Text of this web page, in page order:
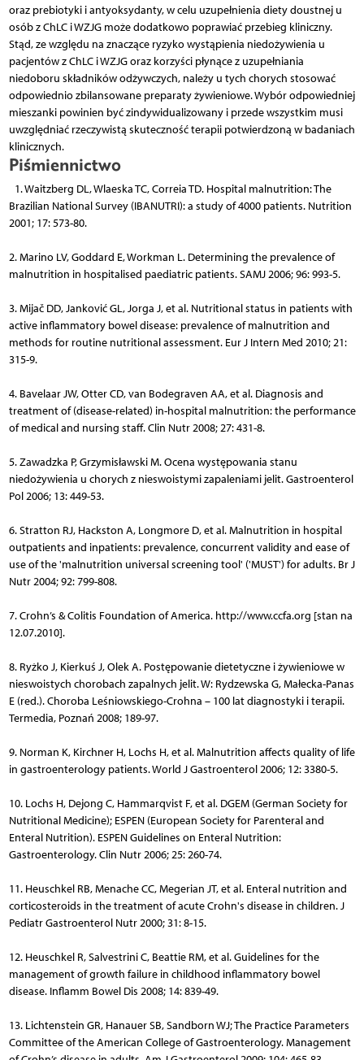
oraz prebiotyki i anty­oksydanty, w celu uzupełnienia diety doustnej u
osób z ChLC i WZJG może dodatkowo poprawiać przebieg kliniczny.
Stąd, ze względu na znaczące ryzyko wystąpienia niedożywienia u
pacjentów z ChLC i WZJG oraz korzyści płynące z uzupełniania
niedoboru składników odżywczych, należy u tych chorych stosować
odpowiednio zbilansowane preparaty żywieniowe. Wybór odpowiedniej
mieszanki powinien być zindywidualizowany i przede wszystkim musi
uwzględniać rzeczywistą skuteczność terapii potwierdzoną w badaniach
klinicznych.
Piśmiennictwo
1. Waitzberg DL, Wlaeska TC, Correia TD. Hospital malnutrition: The
Brazilian National Survey (IBANUTRI): a study of 4000 patients. Nutrition
2001; 17: 573-80.
2. Marino LV, Goddard E, Workman L. Determining the prevalence of
malnutrition in hospitalised paediatric patients. SAMJ 2006; 96: 993-5.
3. Mijač DD, Janković GL, Jorga J, et al. Nutritional status in patients with
active inflammatory bowel disease: prevalence of malnutrition and
methods for routine nutritional assessment. Eur J Intern Med 2010; 21:
315-9.
4. Bavelaar JW, Otter CD, van Bodegraven AA, et al. Diagnosis and
treatment of (disease-related) in-hospital malnutrition: the performance
of medical and nursing staff. Clin Nutr 2008; 27: 431-8.
5. Zawadzka P, Grzymisławski M. Ocena występowania stanu
niedożywienia u chorych z nieswoistymi zapaleniami jelit. Gastroenterol
Pol 2006; 13: 449-53.
6. Stratton RJ, Hackston A, Longmore D, et al. Malnutrition in hospital
outpatients and inpatients: prevalence, concurrent validity and ease of
use of the 'malnutrition universal screening tool' ('MUST') for adults. Br J
Nutr 2004; 92: 799-808.
7. Crohn’s & Colitis Foundation of America. http://www.ccfa.org [stan na
12.07.2010].
8. Ryżko J, Kierkuś J, Olek A. Postępowanie dietetyczne i żywieniowe w
nieswoistych chorobach zapalnych jelit. W: Ry­dzewska G, Małecka-Panas
E (red.). Choroba Leśniowskiego-Crohna – 100 lat diagnostyki i terapii.
Termedia, Poznań 2008; 189-97.
9. Norman K, Kirchner H, Lochs H, et al. Malnutrition affects quality of life
in gastroenterology patients. World J Gastroenterol 2006; 12: 3380-5.
10. Lochs H, Dejong C, Hammarqvist F, et al. DGEM (German Society for
Nutritional Medicine); ESPEN (European Society for Parenteral and
Enteral Nutrition). ESPEN Guidelines on Enteral Nutrition:
Gastroenterology. Clin Nutr 2006; 25: 260-74.
11. Heuschkel RB, Menache CC, Megerian JT, et al. Enteral nutrition and
corticosteroids in the treatment of acute Crohn's disease in children. J
Pediatr Gastroenterol Nutr 2000; 31: 8-15.
12. Heuschkel R, Salvestrini C, Beattie RM, et al. Guidelines for the
management of growth failure in childhood inflammatory bowel
disease. Inflamm Bowel Dis 2008; 14: 839-49.
13. Lichtenstein GR, Hanauer SB, Sandborn WJ; The Practice Parameters
Committee of the American College of Gastroenterology. Management